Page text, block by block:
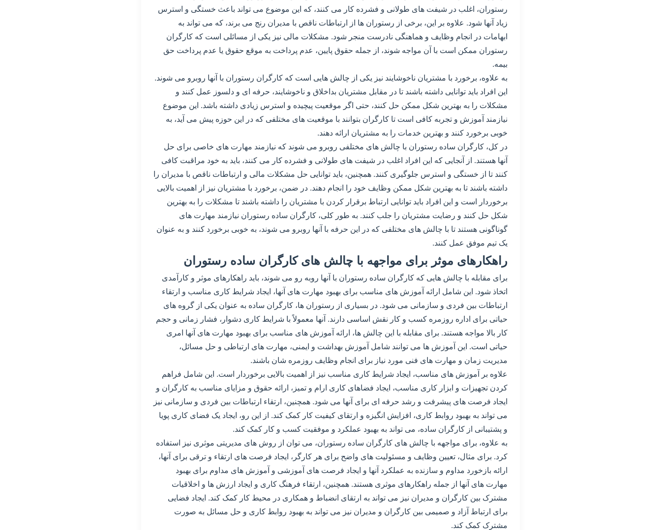
رستوران، اغلب در شیفت های طولانی و فشرده کار می کنند، که این موضوع می تواند باعث خستگی و استرس
زیاد آنها شود. علاوه بر این، برخی از رستوران ها از ارتباطات ناقص با مدیران رنج می برند، که می تواند به
ابهامات در انجام وظایف و هماهنگی نادرست منجر شود. مشکلات مالی نیز یکی از مسائلی است که کارگران
رستوران ممکن است با آن مواجه شوند، از جمله حقوق پایین، عدم پرداخت به موقع حقوق یا عدم پرداخت حق
بیمه.
به علاوه، برخورد با مشتریان ناخوشایند نیز یکی از چالش هایی است که کارگران رستوران با آنها روبرو می شوند.
این افراد باید توانایی داشته باشند تا در مقابل مشتریان بداخلاق و ناخوشایند، حرفه ای و دلسوز عمل کنند و
مشکلات را به بهترین شکل ممکن حل کنند، حتی اگر موقعیت پیچیده و استرس زیادی داشته باشد. این موضوع
نیازمند آموزش و تجربه کافی است تا کارگران بتوانند با موقعیت های مختلفی که در این حوزه پیش می آید، به
خوبی برخورد کنند و بهترین خدمات را به مشتریان ارائه دهند.
در کل، کارگران ساده رستوران با چالش های مختلفی روبرو می شوند که نیازمند مهارت های خاصی برای حل
آنها هستند. از آنجایی که این افراد اغلب در شیفت های طولانی و فشرده کار می کنند، باید به خود مراقبت کافی
کنند تا از خستگی و استرس جلوگیری کنند. همچنین، باید توانایی حل مشکلات مالی و ارتباطات ناقص با مدیران را
داشته باشند تا به بهترین شکل ممکن وظایف خود را انجام دهند. در ضمن، برخورد با مشتریان نیز از اهمیت بالایی
برخوردار است و این افراد باید توانایی ارتباط برقرار کردن با مشتریان را داشته باشند تا مشکلات را به بهترین
شکل حل کنند و رضایت مشتریان را جلب کنند. به طور کلی، کارگران ساده رستوران نیازمند مهارت های
گوناگونی هستند تا با چالش های مختلفی که در این حرفه با آنها روبرو می شوند، به خوبی برخورد کنند و به عنوان
یک تیم موفق عمل کنند.
راهکارهای موثر برای مواجهه با چالش های کارگران ساده رستوران
برای مقابله با چالش هایی که کارگران ساده رستوران با آنها روبه رو می شوند، باید راهکارهای موثر و کارآمدی
اتخاذ شود. این شامل ارائه آموزش های مناسب برای بهبود مهارت های آنها، ایجاد شرایط کاری مناسب و ارتقاء
ارتباطات بین فردی و سازمانی می شود. در بسیاری از رستوران ها، کارگران ساده به عنوان یکی از گروه های
حیاتی برای اداره روزمره کسب و کار نقش اساسی دارند. آنها معمولاً با شرایط کاری دشوار، فشار زمانی و حجم
کار بالا مواجه هستند. برای مقابله با این چالش ها، ارائه آموزش های مناسب برای بهبود مهارت های آنها امری
حیاتی است. این آموزش ها می توانند شامل آموزش بهداشت و ایمنی، مهارت های ارتباطی و حل مسائل،
مدیریت زمان و مهارت های فنی مورد نیاز برای انجام وظایف روزمره شان باشند.
علاوه بر آموزش های مناسب، ایجاد شرایط کاری مناسب نیز از اهمیت بالایی برخوردار است. این شامل فراهم
کردن تجهیزات و ابزار کاری مناسب، ایجاد فضاهای کاری ارام و تمیز، ارائه حقوق و مزایای مناسب به کارگران و
ایجاد فرصت های پیشرفت و رشد حرفه ای برای آنها می شود. همچنین، ارتقاء ارتباطات بین فردی و سازمانی نیز
می تواند به بهبود روابط کاری، افزایش انگیزه و ارتقای کیفیت کار کمک کند. از این رو، ایجاد یک فضای کاری پویا
و پشتیبانی از کارگران ساده، می تواند به بهبود عملکرد و موفقیت کسب و کار کمک کند.
به علاوه، برای مواجهه با چالش های کارگران ساده رستوران، می توان از روش های مدیریتی موثری نیز استفاده
کرد. برای مثال، تعیین وظایف و مسئولیت های واضح برای هر کارگر، ایجاد فرصت های ارتقاء و ترقی برای آنها،
ارائه بازخورد مداوم و سازنده به عملکرد آنها و ایجاد فرصت های آموزشی و آموزش های مداوم برای بهبود
مهارت های آنها از جمله راهکارهای موثری هستند. همچنین، ارتقاء فرهنگ کاری و ایجاد ارزش ها و اخلاقیات
مشترک بین کارگران و مدیران نیز می تواند به ارتقای انضباط و همکاری در محیط کار کمک کند. ایجاد فضایی
برای ارتباط آزاد و صمیمی بین کارگران و مدیران نیز می تواند به بهبود روابط کاری و حل مسائل به صورت
مشترک کمک کند.